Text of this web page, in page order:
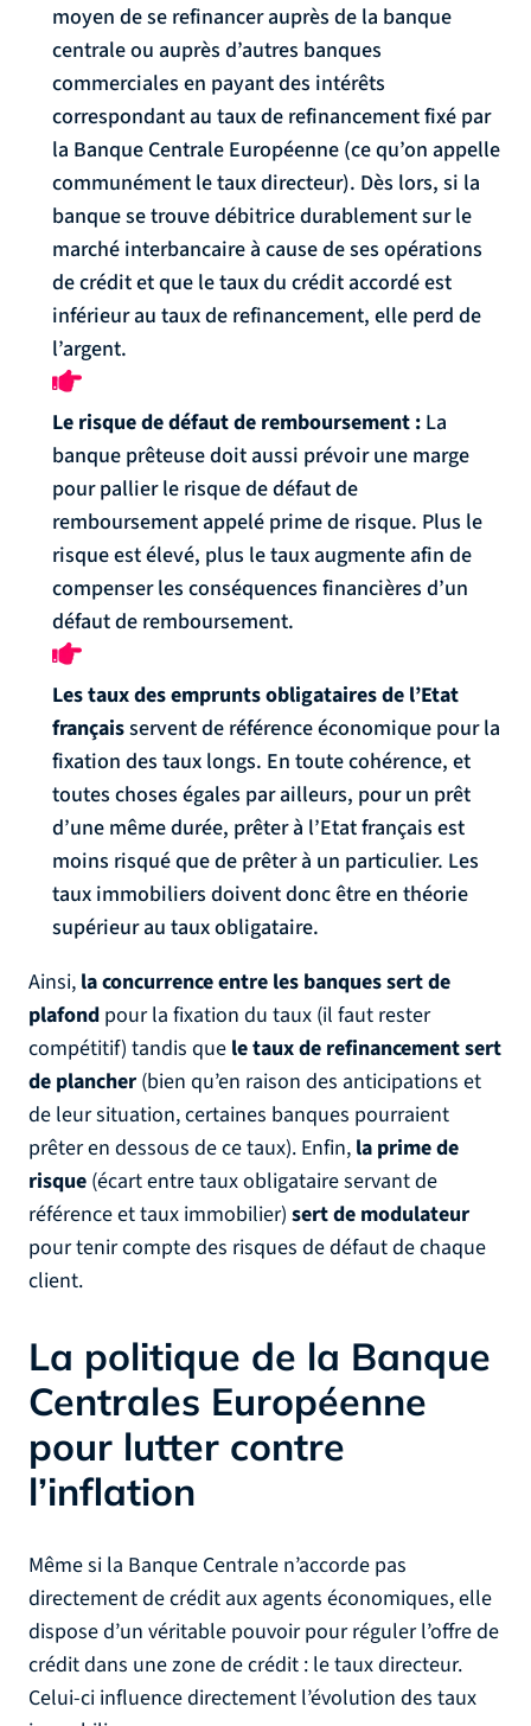
moyen de se refinancer auprès de la banque
centrale ou auprès d’autres banques
commerciales en payant des intérêts
correspondant au taux de refinancement fixé par
la Banque Centrale Européenne (ce qu’on appelle
communément le taux directeur). Dès lors, si la
banque se trouve débitrice durablement sur le
marché interbancaire à cause de ses opérations
de crédit et que le taux du crédit accordé est
inférieur au taux de refinancement, elle perd de
l’argent.
Le risque de défaut de remboursement : La
banque prêteuse doit aussi prévoir une marge
pour pallier le risque de défaut de
remboursement appelé prime de risque. Plus le
risque est élevé, plus le taux augmente afin de
compenser les conséquences financières d’un
défaut de remboursement.
Les taux des emprunts obligataires de l’Etat
françaisservent de référence économique pour la
fixation des taux longs. En toute cohérence, et
toutes choses égales par ailleurs, pour un prêt
d’une même durée, prêter à l’Etat français est
moins risqué que de prêter à un particulier. Les
taux immobiliers doivent donc être en théorie
supérieur au taux obligataire.
Ainsi, la concurrence entre les banques sert de
plafond pour la fixation du taux (il faut rester
compétitif) tandis que le taux de refinancement sert
de plancher (bien qu’en raison des anticipations et
de leur situation, certaines banques pourraient
prêter en dessous de ce taux). Enfin, la prime de
risque (écart entre taux obligataire servant de
référence et taux immobilier) sert de modulateur
pour tenir compte des risques de défaut de chaque
client.
La politique de la Banque
Centrales Européenne
pour lutter contre
l’inflation
Même si la Banque Centrale n’accorde pas
directement de crédit aux agents économiques, elle
dispose d’un véritable pouvoir pour réguler l’offre de
crédit dans une zone de crédit : le taux directeur.
Celui-ci influence directement l’évolution des taux